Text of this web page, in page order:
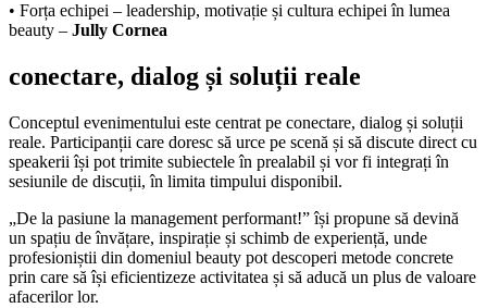
• Forța echipei – leadership, motivație și cultura echipei în lumea
beauty – Jully Cornea
conectare, dialog și soluții reale
Conceptul evenimentului este centrat pe conectare, dialog și soluții
reale. Participanții care doresc să urce pe scenă și să discute direct cu
speakerii își pot trimite subiectele în prealabil și vor fi integrați în
sesiunile de discuții, în limita timpului disponibil.
„De la pasiune la management performant!” își propune să devină
un spațiu de învățare, inspirație și schimb de experiență, unde
profesioniștii din domeniul beauty pot descoperi metode concrete
prin care să își eficientizeze activitatea și să aducă un plus de valoare
afacerilor lor.